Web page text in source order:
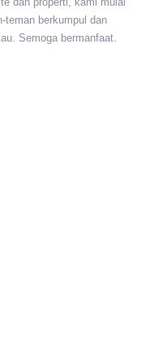
teman berkumpul dan
Semoga bermanfaat.